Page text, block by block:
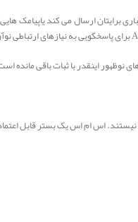
نوظهور اینقدر با ثبات باقی مانده
اس ام اس یک بستر قابل